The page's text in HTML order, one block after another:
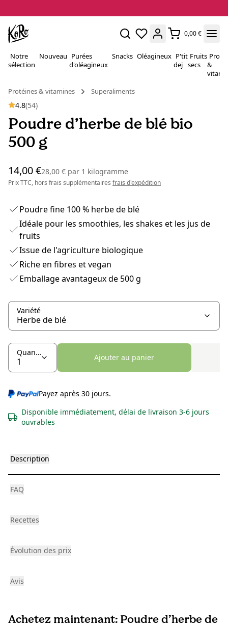
0,00 €
Notre
sélection
Nouveau Purées
d'oléagineux
Snacks Oléagineux P'tit
dej
Fruits
secs
&
Protéines & vitamines
Superaliments
4.8(54)
Poudre d’herbe de blé bio
500 g
14,00 €28,00 € par 1 kilogramme
Prix TTC, hors frais supplémentaires frais d'expédition
Poudre fine 100 % herbe de blé
Idéale pour les smoothies, les shakes et les jus de
fruits
Issue de l'agriculture biologique
Riche en fibres et vegan
Emballage avantageux de 500 g
Variété
Quantité
Ajouter au panier
Payez après 30 jours.
Disponible immédiatement, délai de livraison 3-6 jours
ouvrables
Description
FAQ
Recettes
Évolution des prix
Avis
Achetez maintenant: Poudre d’herbe de